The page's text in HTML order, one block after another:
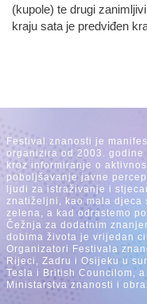
(kupole) te drugi
kraju sata je predviđen
Festival znanosti je
organizira od 2003.
kroz informiranje o
poboljšavanje javne
ljudi za istraživanje i
znatiželjni, kao mala djeca
zelena, a kad odrastemo
Čežnja za dodatnim
dobima života je vrijedan
Organizatori Festivala
Rijeci, Zadru i Osijeku u
Tesla i British Councilom,
Ministarstva znanosti i